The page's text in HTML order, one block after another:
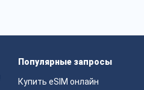
Популярные запросы
Купить eSIM онлайн